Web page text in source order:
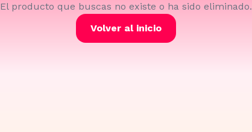
El producto que buscas no existe o ha sido eliminado.
Volver al inicio